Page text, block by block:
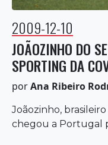
2009-12-10
JOÃOZINHO DO
SPORTING DA
porAna Ribeiro
Joãozinho,
chegou a Portugal